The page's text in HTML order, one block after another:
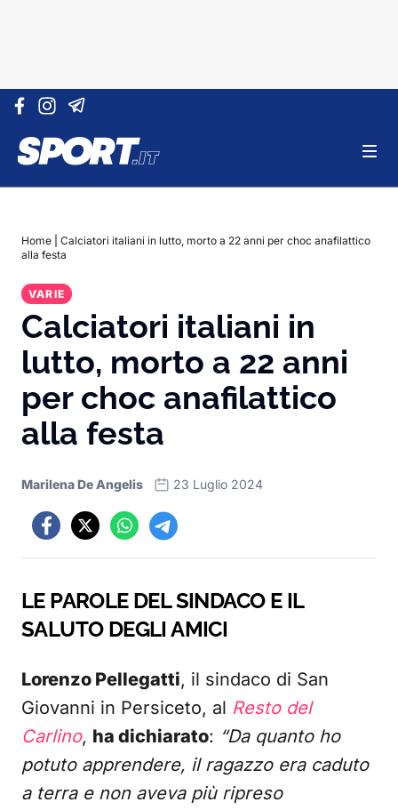
Vai al contenuto
Home
Calciatori italiani in lutto, morto a 22 anni per choc anafilattico
alla festa
VARIE
Calciatori italiani in
lutto, morto a 22 anni
per choc anafilattico
alla festa
Marilena De Angelis 23 Luglio 2024
LE PAROLE DEL SINDACO E IL
SALUTO DEGLI AMICI
Lorenzo Pellegatti, il sindaco di San
Giovanni in Persiceto, al Resto del
Carlino, ha dichiarato: “Da quanto ho
potuto apprendere, il ragazzo era caduto
a terra e non aveva più ripreso